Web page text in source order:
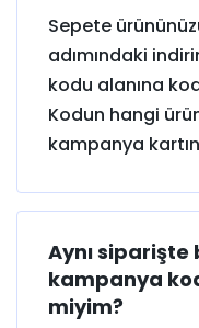
Sepete
adımındaki
kodu alanına
Kodun hangi
kampanya
Aynı
kampanya
miyim?